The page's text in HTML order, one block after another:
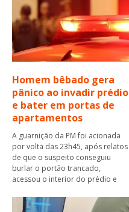
Homem bêbado gera
pânico ao invadir prédio
e bater em portas de
apartamentos
A guarnição da PM foi acionada
por volta das 23h45, após relatos
de que o suspeito conseguiu
burlar o portão trancado,
acessou o interior do prédio e